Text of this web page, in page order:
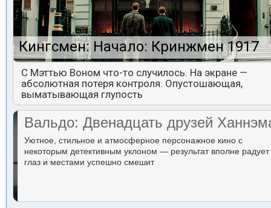
Кингсмен: Начало: Кринжмен 1917
С Мэттью Воном что-то случилось. На экране —
абсолютная потеря контроля. Опустошающая,
выматывающая глупость
Вальдо: Двенадцать друзей
Уютное, стильное и атмосферное персонажное кино с
некоторым детективным уклоном — результат вполне радует
глаз и местами успешно смешит